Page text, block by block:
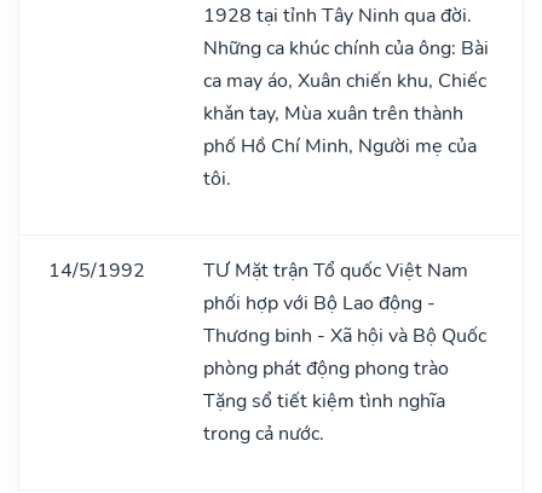
1928 tại tỉnh Tây Ninh qua đời.
Những ca khúc chính của ông: Bài
ca may áo, Xuân chiến khu, Chiếc
khǎn tay, Mùa xuân trên thành
phố Hồ Chí Minh, Người mẹ của
tôi.
14/5/1992
TƯ Mặt trận Tổ quốc Việt Nam
phối hợp với Bộ Lao động -
Thương binh - Xã hội và Bộ Quốc
phòng phát động phong trào
Tặng sổ tiết kiệm tình nghĩa
trong cả nước.